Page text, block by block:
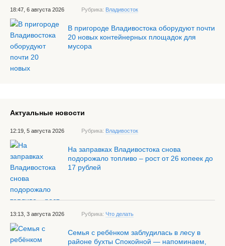
18:47, 6 августа 2026 Рубрика: Владивосток
В пригороде Владивостока оборудуют почти
20 новых контейнерных площадок для
мусора
Актуальные новости
12:19, 5 августа 2026 Рубрика: Владивосток
На заправках Владивостока снова
подорожало топливо – рост от 26 копеек до
17 рублей
13:13, 3 августа 2026 Рубрика: Что делать
Семья с ребёнком заблудилась в лесу в
районе бухты Спокойной — напоминаем,